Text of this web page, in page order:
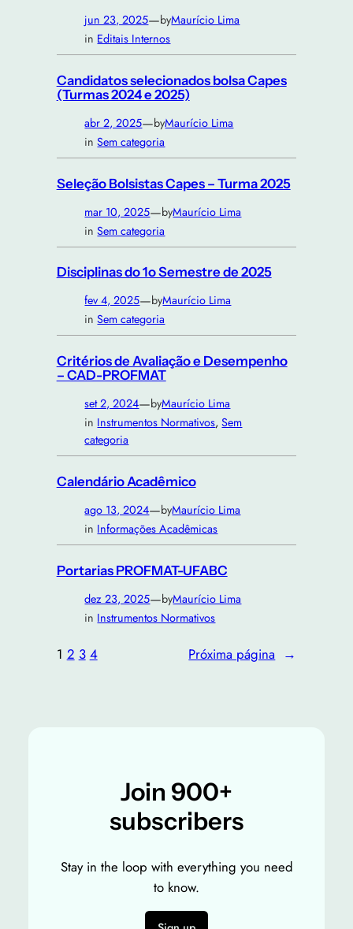
jun 23, 2025—byMaurício Lima
in Editais Internos
Candidatos selecionados bolsa Capes
(Turmas 2024 e 2025)
abr 2, 2025—byMaurício Lima
inSem categoria
Seleção Bolsistas Capes – Turma 2025
mar 10, 2025—byMaurício Lima
inSem categoria
Disciplinas do 1o Semestre de 2025
fev 4, 2025—byMaurício Lima
inSem categoria
Critérios de Avaliação e Desempenho
– CAD-PROFMAT
set 2, 2024—byMaurício Lima
in Instrumentos Normativos, Sem
categoria
Calendário Acadêmico
ago 13, 2024—byMaurício Lima
in Informações Acadêmicas
Portarias PROFMAT-UFABC
dez 23, 2025—byMaurício Lima
in Instrumentos Normativos
1 2 3 4 Próxima página →
Join 900+
subscribers
Stay in the loop with everything you need
to know.